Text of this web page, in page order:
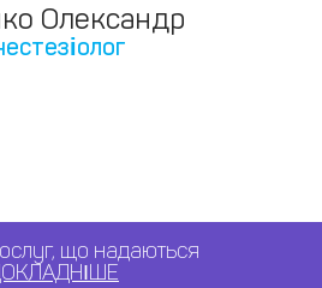
Олександр
що надаються